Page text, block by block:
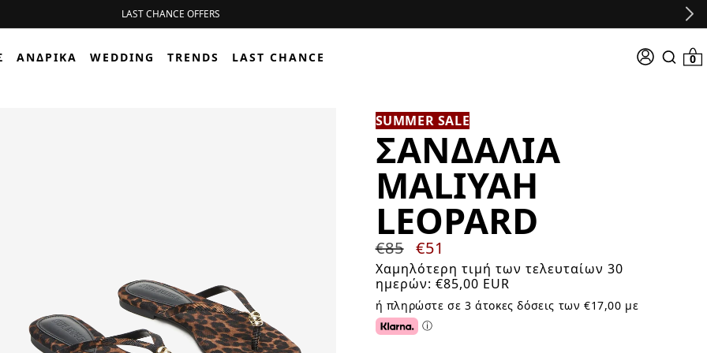
LAST CHANCE OFFERS
ΑΝΔΡΙΚΆ WEDDING TRENDS LAST CHANCE Σύνδεση
Search
0
0
SUMMER SALE
ΣΑΝΔΆΛΙΑ
MALIYAH
LEOPARD
Κανονική
τιμή
€85
Τιμή
προσφοράς
€51
Χαμηλότερη τιμή των τελευταίων 30
ημερών: €85,00 EUR
ή πληρώστε σε 3 άτοκες δόσεις των €17,00 με
ⓘ